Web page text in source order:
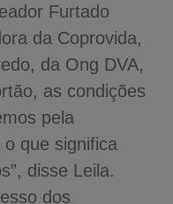
Furtado
da Coprovida,
da Ong DVA,
as condições
pela
que significa
disse Leila.
dos